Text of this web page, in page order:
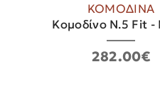
ΚΟΜΟΔΙΝΑ
Κομοδίνο Ν.5 Fit
282.00€